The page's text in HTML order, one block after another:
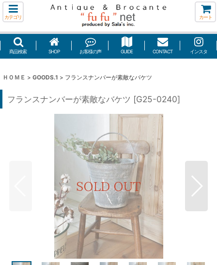
カテゴリ カート
商品検索 SHOP お客様の声 GUIDE CONTACT インスタ
ＨＯＭＥ > GOODS.1 > フランスナンバーが素敵なバケツ
フランスナンバーが素敵なバケツ [G25-0240]